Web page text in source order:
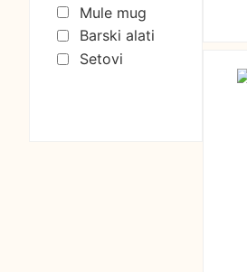
Mule mug
Barski alati
Setovi